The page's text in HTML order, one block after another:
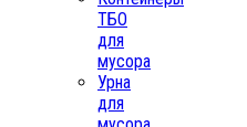
ТБО
для
мусора
Урна
для